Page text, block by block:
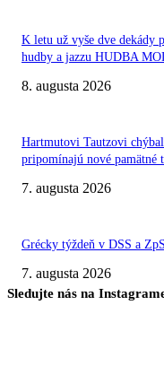
K letu už vyše dve dekády
hudby a jazzu HUDBA
8. augusta 2026
Hartmutovi Tautzovi
pripomínajú nové pamätné
7. augusta 2026
Grécky týždeň v DSS a
7. augusta 2026
Sledujte nás na